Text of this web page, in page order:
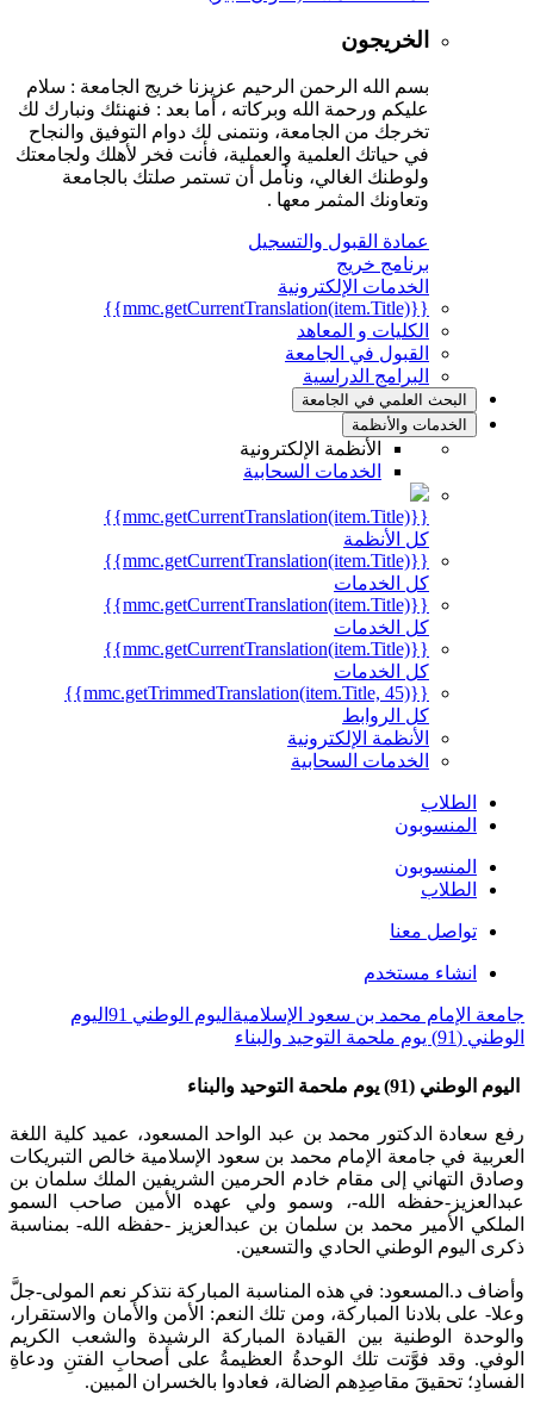
الخريجون
بسم الله الرحمن الرحيم عزيزنا خريج الجامعة : سلام
عليكم ورحمة الله وبركاته ، أما بعد : فنهنئك ونبارك لك
تخرجك من الجامعة، ونتمنى لك دوام التوفيق والنجاح
في حياتك العلمية والعملية، فأنت فخر لأهلك ولجامعتك
ولوطنك الغالي، ونأمل أن تستمر صلتك بالجامعة
وتعاونك المثمر معها .
عمادة القبول والتسجيل
برنامج خريج
الخدمات الإلكترونية
{{mmc.getCurrentTranslation(item.Title)}}
الكليات و المعاهد
القبول في الجامعة
البرامج الدراسية
البحث العلمي في الجامعة
الخدمات والأنظمة
الأنظمة الإلكترونية
الخدمات السحابية
{{mmc.getCurrentTranslation(item.Title)}}
كل الأنظمة
{{mmc.getCurrentTranslation(item.Title)}}
كل الخدمات
{{mmc.getCurrentTranslation(item.Title)}}
كل الخدمات
{{mmc.getCurrentTranslation(item.Title)}}
كل الخدمات
{{mmc.getTrimmedTranslation(item.Title, 45)}}
كل الروابط
الأنظمة الإلكترونية
الخدمات السحابية
الطلاب
المنسوبون
المنسوبون
الطلاب
تواصل معنا
انشاء مستخدم
جامعة الإمام محمد بن سعود الإسلامية اليوم الوطني 91
اليوم
الوطني (91) يوم ملحمة التوحيد والبناء
اليوم الوطني (91) يوم ملحمة التوحيد والبناء
رفع سعادة الدكتور محمد بن عبد الواحد المسعود، عميد كلية اللغة
العربية في جامعة الإمام محمد بن سعود الإسلامية خالص التبريكات
وصادق التهاني إلى مقام خادم الحرمين الشريفين الملك سلمان بن
عبدالعزيز-حفظه الله-، وسمو ولي عهده الأمين صاحب السمو
الملكي الأمير محمد بن سلمان بن عبدالعزيز -حفظه الله- بمناسبة
ذكرى اليوم الوطني الحادي والتسعين.
وأضاف د.المسعود: في هذه المناسبة المباركة نتذكر نعم المولى-جلَّ
وعلا- على بلادنا المباركة، ومن تلك النعم: الأمن والأمان والاستقرار،
والوحدة الوطنية بين القيادة المباركة الرشيدة والشعب الكريم
الوفي. وقد فوَّتت تلك الوحدةُ العظيمةُ على أصحابِ الفتنِ ودعاةِ
الفسادِ؛ تحقيقَ مقاصِدِهم الضالة، فعادوا بالخسران المبين.